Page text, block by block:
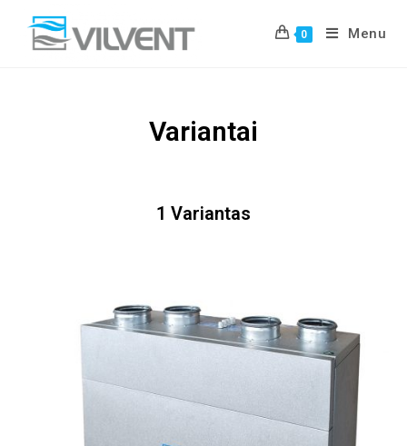
0 Menu
Variantai
1 Variantas